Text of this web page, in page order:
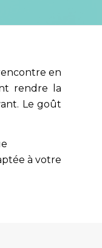
en
rendre la
Le goût
à votre